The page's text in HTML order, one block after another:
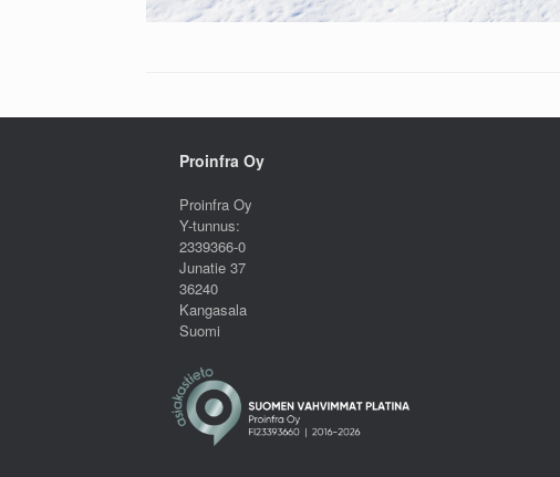
Proinfra Oy
Proinfra Oy
Y-tunnus:
2339366-0
Junatie 37
36240
Kangasala
Suomi